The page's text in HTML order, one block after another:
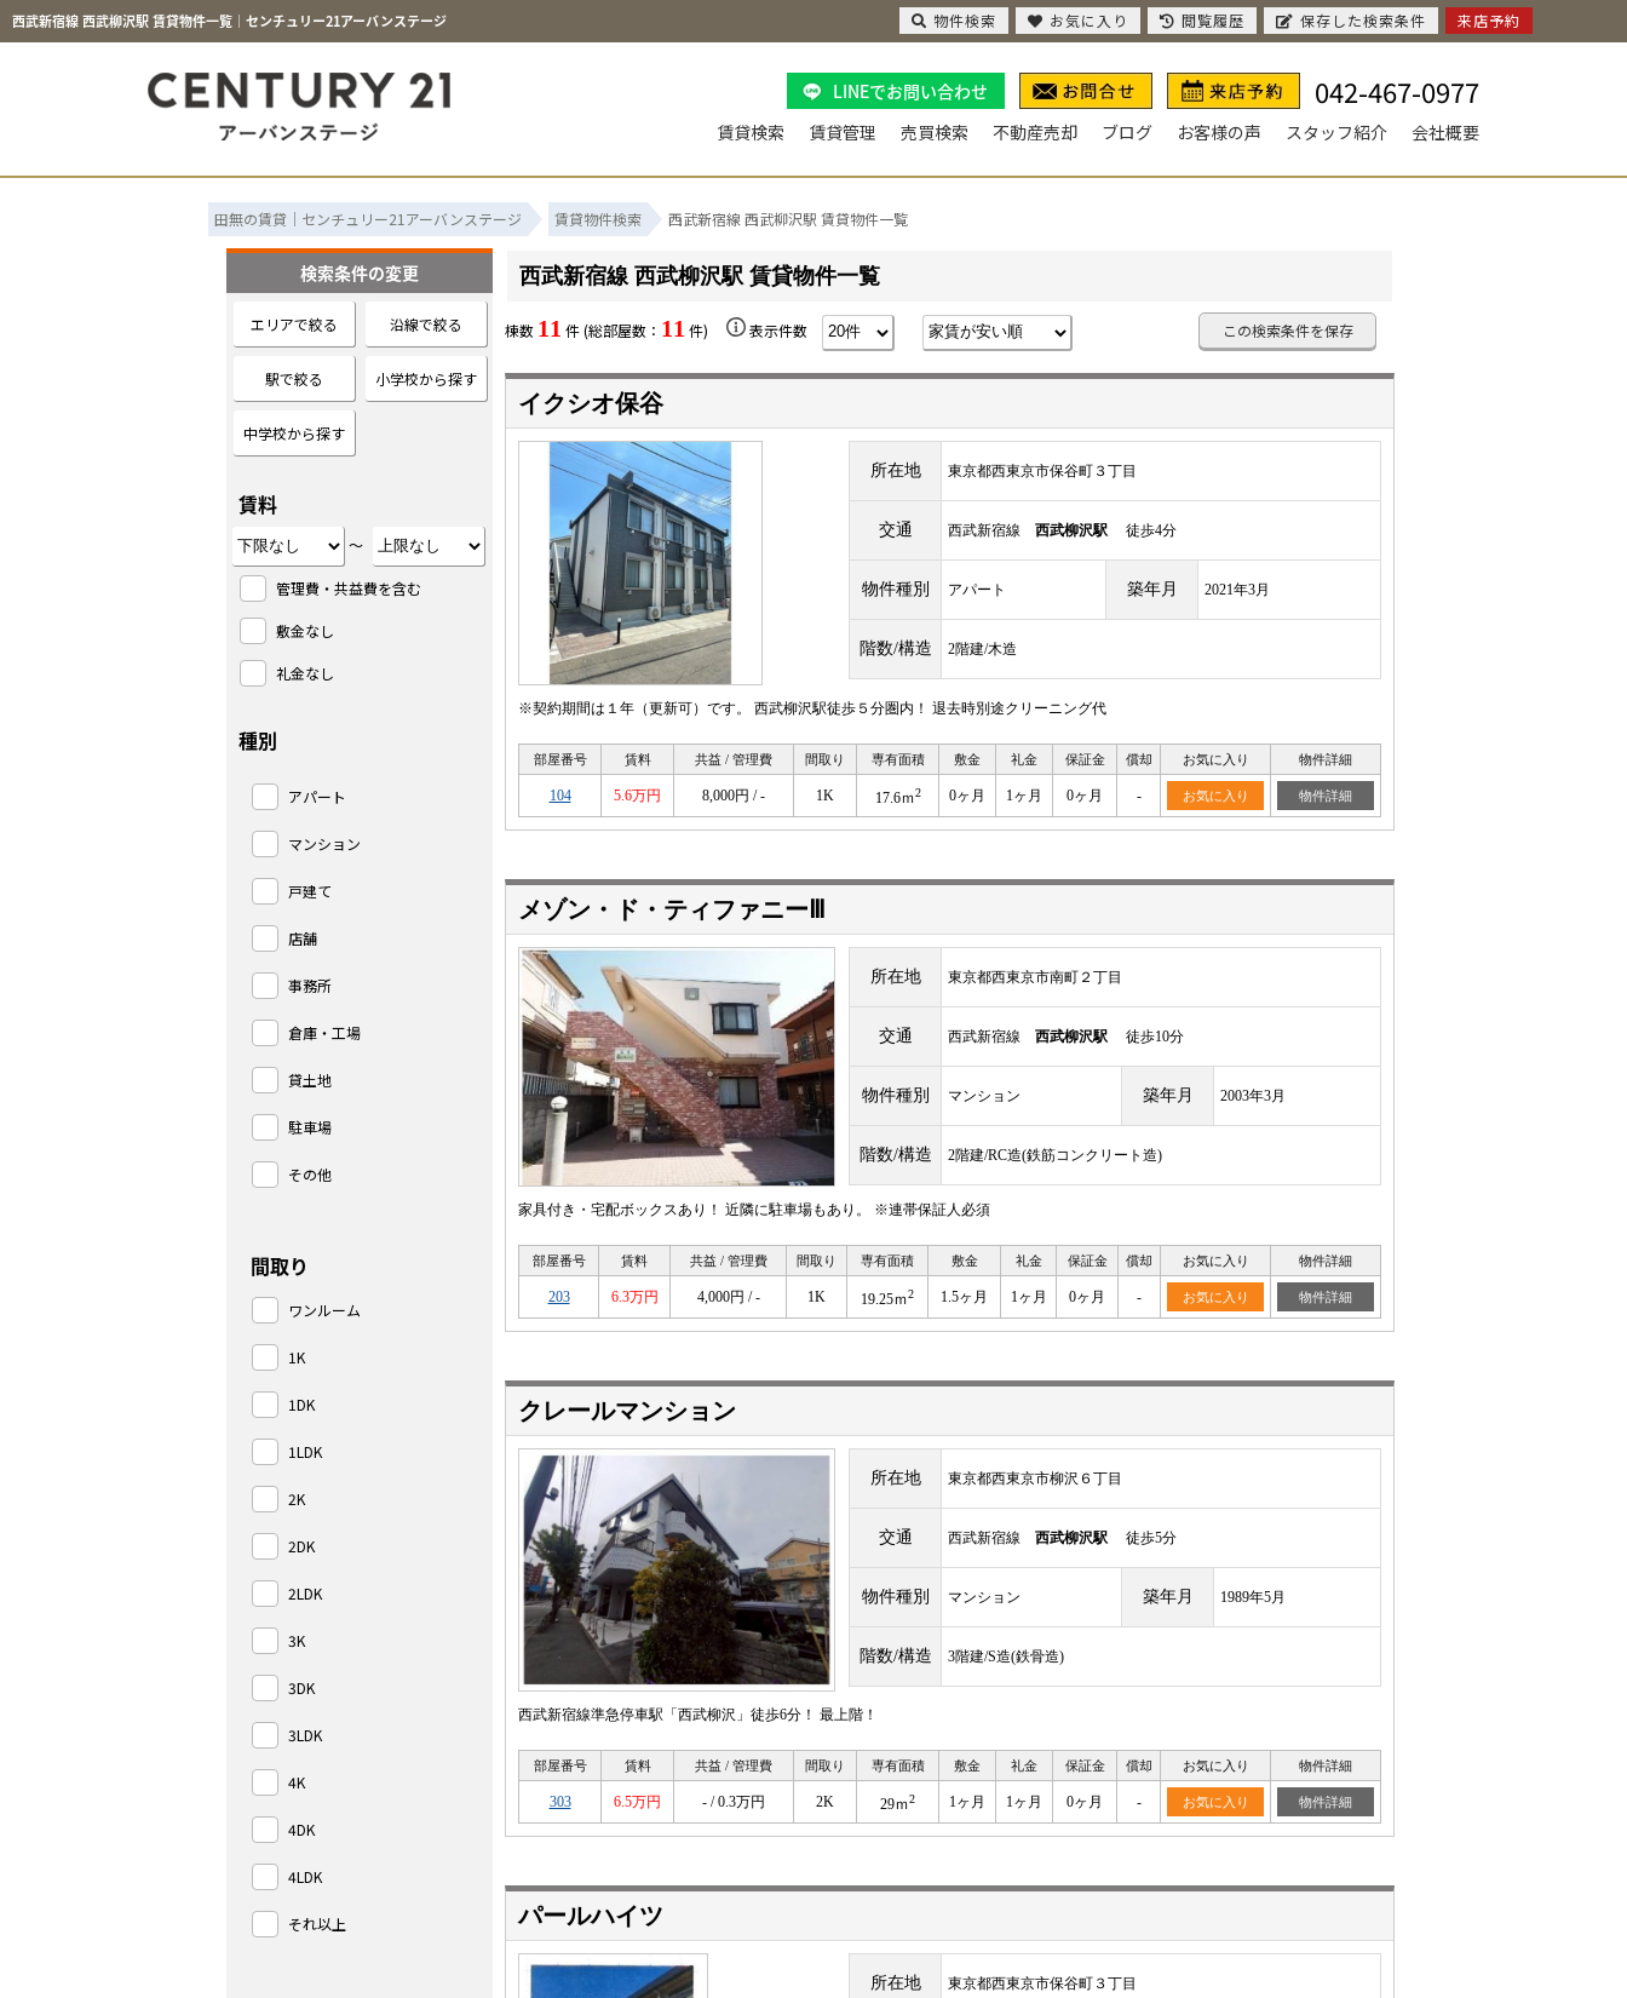
西武新宿線 西武柳沢駅 賃貸物件一覧｜センチュリー21アーバンステージ
LINEでお問い合わせ 042-467-0977
賃貸検索 賃貸管理 売買検索 不動産売却 ブログ お客様の声 スタッフ紹介 会社概要
田無の賃貸｜センチュリー21アーバンステージ 賃貸物件検索 西武新宿線 西武柳沢駅 賃貸物件一覧
西武新宿線 西武柳沢駅 賃貸物件一覧
棟数 11 件 (総部屋数： 11 件) 表示件数 この検索条件を保存
イクシオ保谷
所在地 東京都西東京市保谷町３丁目
交通 西武新宿線 西武柳沢駅 徒歩4分
物件種別 アパート 築年月 2021年3月
階数/構造 2階建/木造
※契約期間は１年（更新可）です。 西武柳沢駅徒歩５分圏内！ 退去時別途クリーニング代
部屋番号 賃料 共益 / 管理費 間取り 専有面積 敷金 礼金 保証金 償却 お気に入り 物件詳細
104 5.6万円 8,000円 / - 1K 17.6ｍ2 0ヶ月 1ヶ月 0ヶ月 - お気に入り 物件詳細
メゾン・ド・ティファニーⅢ
所在地 東京都西東京市南町２丁目
交通 西武新宿線 西武柳沢駅 徒歩10分
物件種別 マンション 築年月 2003年3月
階数/構造 2階建/RC造(鉄筋コンクリート造)
家具付き・宅配ボックスあり！ 近隣に駐車場もあり。 ※連帯保証人必須
部屋番号 賃料 共益 / 管理費 間取り 専有面積 敷金 礼金 保証金 償却 お気に入り 物件詳細
203 6.3万円 4,000円 / - 1K 19.25ｍ2 1.5ヶ月 1ヶ月 0ヶ月 - お気に入り 物件詳細
クレールマンション
所在地 東京都西東京市柳沢６丁目
交通 西武新宿線 西武柳沢駅 徒歩5分
物件種別 マンション 築年月 1989年5月
階数/構造 3階建/S造(鉄骨造)
西武新宿線準急停車駅「西武柳沢」徒歩6分！ 最上階！
部屋番号 賃料 共益 / 管理費 間取り 専有面積 敷金 礼金 保証金 償却 お気に入り 物件詳細
303 6.5万円 - / 0.3万円 2K 29ｍ2 1ヶ月 1ヶ月 0ヶ月 - お気に入り 物件詳細
パールハイツ
所在地 東京都西東京市保谷町３丁目
検索条件の変更
エリアで絞る 沿線で絞る
駅で絞る 小学校から探す
中学校から探す
賃料
～
管理費・共益費を含む
敷金なし
礼金なし
種別
アパート
マンション
戸建て
店舗
事務所
倉庫・工場
貸土地
駐車場
その他
間取り
ワンルーム
1K
1DK
1LDK
2K
2DK
2LDK
3K
3DK
3LDK
4K
4DK
4LDK
それ以上
物件検索 お気に入り 閲覧履歴 保存した検索条件 来店予約